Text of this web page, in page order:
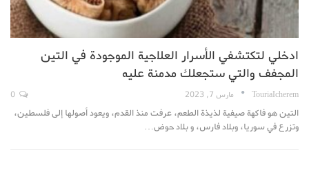
ادخلي لتكتشفي الأسرار العلاجية الموجودة في التين
المجفف والتي ستجعلك مدمنة عليه
TouriaIcherem مارس 7, 2023
التين هو فاكهة صيفية لذيذة الطعم، عرفت منذ القدم، ويعود أصولها إلى فلسطين،
وتزرع في سوريا، وبلاد فارس، و بلاد حوض…